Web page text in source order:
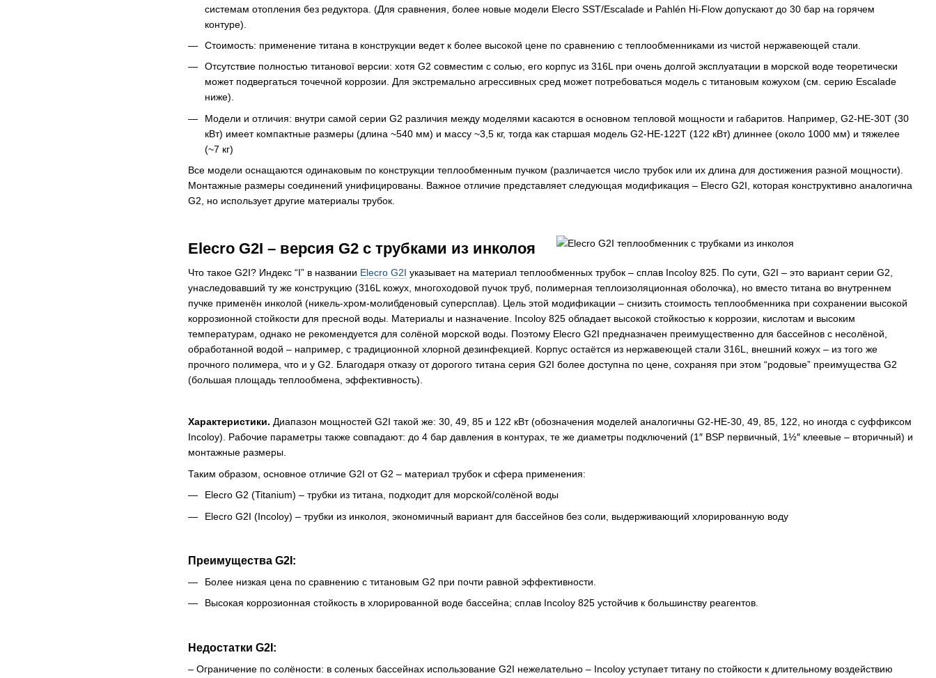
системам отопления без редуктора. (Для сравнения, более новые модели Elecro SST/Escalade и Pahlén Hi-Flow допускают до 30 бар на горячем
контуре).
Стоимость: применение титана в конструкции ведет к более высокой цене по сравнению с теплообменниками из чистой нержавеющей стали.
Отсутствие полностью титанової версии: хотя G2 совместим с солью, его корпус из 316L при очень долгой эксплуатации в морской воде теоретически
может подвергаться точечной коррозии. Для экстремально агрессивных сред может потребоваться модель с титановым кожухом (см. серию Escalade
ниже).
Модели и отличия: внутри самой серии G2 различия между моделями касаются в основном тепловой мощности и габаритов. Например, G2-HE-30T (30
кВт) имеет компактные размеры (длина ~540 мм) и массу ~3,5 кг, тогда как старшая модель G2-HE-122T (122 кВт) длиннее (около 1000 мм) и тяжелее
(~7 кг)​
Все модели оснащаются одинаковым по конструкции теплообменным пучком (различается число трубок или их длина для достижения разной мощности).
Монтажные размеры соединений унифицированы. Важное отличие представляет следующая модификация – Elecro G2I, которая конструктивно аналогична
G2, но использует другие материалы трубок.
Elecro G2I – версия G2 с трубками из инколоя
Что такое G2I? Индекс “I” в названии Elecro G2I указывает на материал теплообменных трубок – сплав Incoloy 825. По сути, G2I – это вариант серии G2,
унаследовавший ту же конструкцию (316L кожух, многоходовой пучок труб, полимерная теплоизоляционная оболочка), но вместо титана во внутреннем
пучке применён инколой (никель-хром-молибденовый суперсплав)​. Цель этой модификации – снизить стоимость теплообменника при сохранении высокой
коррозионной стойкости для пресной воды. Материалы и назначение. Incoloy 825 обладает высокой стойкостью к коррозии, кислотам и высоким
температурам, однако не рекомендуется для солёной морской воды​. Поэтому Elecro G2I предназначен преимущественно для бассейнов с несолёной,
обработанной водой – например, с традиционной хлорной дезинфекцией. Корпус остаётся из нержавеющей стали 316L, внешний кожух – из того же
прочного полимера, что и у G2​. Благодаря отказу от дорогого титана серия G2I более доступна по цене, сохраняя при этом “родовые” преимущества G2
(большая площадь теплообмена, эффективность).
Характеристики. Диапазон мощностей G2I такой же: 30, 49, 85 и 122 кВт (обозначения моделей аналогичны G2-HE-30, 49, 85, 122, но иногда с суффиксом
Incoloy). Рабочие параметры также совпадают: до 4 бар давления в контурах, те же диаметры подключений (1″ BSP первичный, 1½″ клеевые – вторичный) и
монтажные размеры.
Таким образом, основное отличие G2I от G2 – материал трубок и сфера применения:
Elecro G2 (Titanium) – трубки из титана, подходит для морской/солёной воды
Elecro G2I (Incoloy) – трубки из инколоя, экономичный вариант для бассейнов без соли, выдерживающий хлорированную воду​
Преимущества G2I:
Более низкая цена по сравнению с титановым G2 при почти равной эффективности.
Высокая коррозионная стойкость в хлорированной воде бассейна; сплав Incoloy 825 устойчив к большинству реагентов.
Недостатки G2I:
– Ограничение по солёности: в соленых бассейнах использование G2I нежелательно – Incoloy уступает титану по стойкости к длительному воздействию